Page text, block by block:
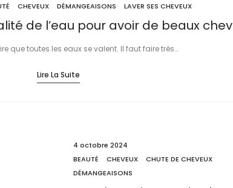
CHEVEUX DÉMANGEAISONS LAVER SES CHEVEUX
de l’eau pour avoir de beaux
que toutes les eaux se valent. Il faut faire très…
Lire La Suite
4 octobre 2024
BEAUTÉ
CHEVEUX
CHUTE DE CHEVEUX
DÉMANGEAISONS